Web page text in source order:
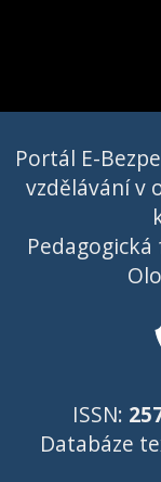
Portál E-
vzdělávání v
ISSN:
Databáze